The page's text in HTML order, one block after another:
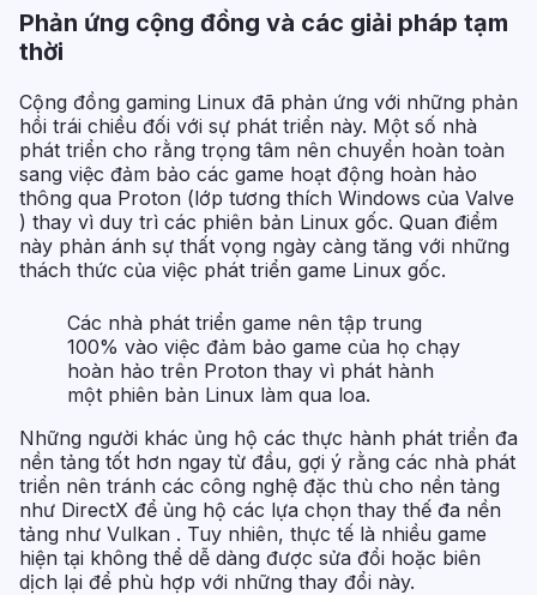
Phản ứng cộng đồng và các giải pháp tạm
thời
Cộng đồng gaming Linux đã phản ứng với những phản
hồi trái chiều đối với sự phát triển này. Một số nhà
phát triển cho rằng trọng tâm nên chuyển hoàn toàn
sang việc đảm bảo các game hoạt động hoàn hảo
thông qua Proton (lớp tương thích Windows của Valve
) thay vì duy trì các phiên bản Linux gốc. Quan điểm
này phản ánh sự thất vọng ngày càng tăng với những
thách thức của việc phát triển game Linux gốc.
Các nhà phát triển game nên tập trung
100% vào việc đảm bảo game của họ chạy
hoàn hảo trên Proton thay vì phát hành
một phiên bản Linux làm qua loa.
Những người khác ủng hộ các thực hành phát triển đa
nền tảng tốt hơn ngay từ đầu, gợi ý rằng các nhà phát
triển nên tránh các công nghệ đặc thù cho nền tảng
như DirectX để ủng hộ các lựa chọn thay thế đa nền
tảng như Vulkan . Tuy nhiên, thực tế là nhiều game
hiện tại không thể dễ dàng được sửa đổi hoặc biên
dịch lại để phù hợp với những thay đổi này.